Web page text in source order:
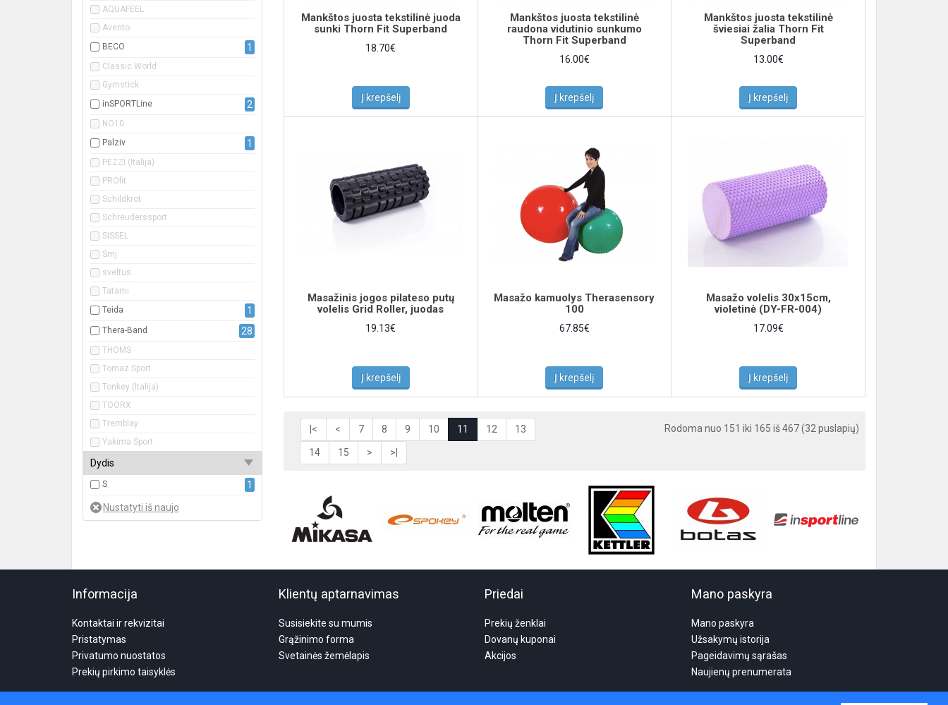
AQUAFEEL
Avento
BECO
1
Classic World
Gymstick
inSPORTLine
2
NO10
Palziv
1
PEZZI (Italija)
PROfit
Schildkrot
Schreuderssport
SISSEL
Smj
sveltus
Tatami
Teida
1
Thera-Band 28
THOMS
Tomaz Sport
Tonkey (Italija)
TOORX
Tremblay
Yakima Sport
Dydis
S 1
Mankštos juosta tekstilinė juoda
sunki Thorn Fit Superband
18.70€
Į krepšelį
Mankštos juosta tekstilinė
raudona vidutinio sunkumo
Thorn Fit Superband
16.00€
Į krepšelį
Mankštos juosta tekstilinė
šviesiai žalia Thorn Fit
Superband
13.00€
Į krepšelį
Masažinis jogos pilateso putų
volelis Grid Roller, juodas
19.13€
Į krepšelį
Masažo kamuolys Therasensory
100
67.85€
Į krepšelį
Masažo volelis 30x15cm,
violetinė (DY-FR-004)
17.09€
Į krepšelį
|< < 7 8 9 10 11 12 13
14 15 > >|
Rodoma nuo 151 iki 165 iš 467 (32 puslapių)
Informacija
Kontaktai ir rekvizitai
Pristatymas
Privatumo nuostatos
Prekių pirkimo taisyklės
Klientų aptarnavimas
Susisiekite su mumis
Grąžinimo forma
Svetainės žemėlapis
Priedai
Prekių ženklai
Dovanų kuponai
Akcijos
Mano paskyra
Mano paskyra
Užsakymų istorija
Pageidavimų sąrašas
Naujienų prenumerata